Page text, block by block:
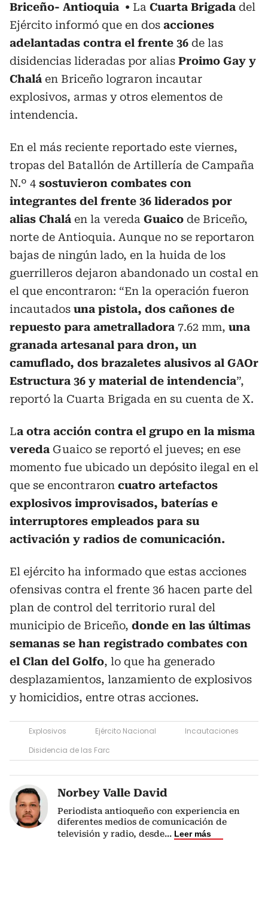
Briceño- Antioquia La Cuarta Brigada del
Ejército informó que en dos acciones
adelantadas contra el frente 36 de las
disidencias lideradas por alias Proimo Gay y
Chalá en Briceño lograron incautar
explosivos, armas y otros elementos de
intendencia.
En el más reciente reportado este viernes,
tropas del Batallón de Artillería de Campaña
N.º 4 sostuvieron combates con
integrantes del frente 36 liderados por
alias Chalá en la vereda Guaico de Briceño,
norte de Antioquia. Aunque no se reportaron
bajas de ningún lado, en la huida de los
guerrilleros dejaron abandonado un costal en
el que encontraron: “En la operación fueron
incautados una pistola, dos cañones de
repuesto para ametralladora 7.62 mm, una
granada artesanal para dron, un
camuflado, dos brazaletes alusivos al GAOr
Estructura 36 y material de intendencia”,
reportó la Cuarta Brigada en su cuenta de X.
La otra acción contra el grupo en la misma
vereda Guaico se reportó el jueves; en ese
momento fue ubicado un depósito ilegal en el
que se encontraron cuatro artefactos
explosivos improvisados, baterías e
interruptores empleados para su
activación y radios de comunicación.
El ejército ha informado que estas acciones
ofensivas contra el frente 36 hacen parte del
plan de control del territorio rural del
municipio de Briceño, donde en las últimas
semanas se han registrado combates con
el Clan del Golfo, lo que ha generado
desplazamientos, lanzamiento de explosivos
y homicidios, entre otras acciones.
Explosivos Ejército Nacional
Incautaciones
Disidencia de las Farc
Norbey Valle David
Periodista antioqueño con experiencia en
diferentes medios de comunicación de
televisión y radio, desde... Leer más